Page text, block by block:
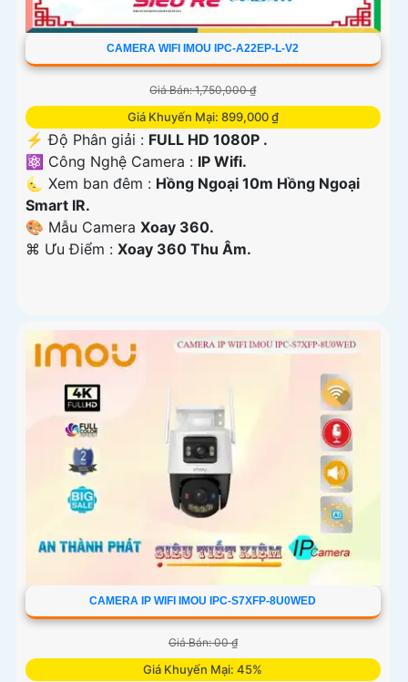
CAMERA WIFI IMOU IPC-A22EP-L-V2
Giá Bán: 1,750,000 ₫
Giá Khuyến Mại: 899,000 ₫
️⚡ Độ Phân giải : FULL HD 1080P .
⚛️ Công Nghệ Camera : IP Wifi.
🌜 Xem ban đêm : Hồng Ngoại 10m Hồng Ngoại
Smart IR.
🎨 Mẫu Camera Xoay 360.
️⌘ Ưu Điểm : Xoay 360 Thu Âm.
CAMERA IP WIFI IMOU IPC-S7XFP-8U0WED
Giá Bán: 00 ₫
Giá Khuyến Mại: 45%